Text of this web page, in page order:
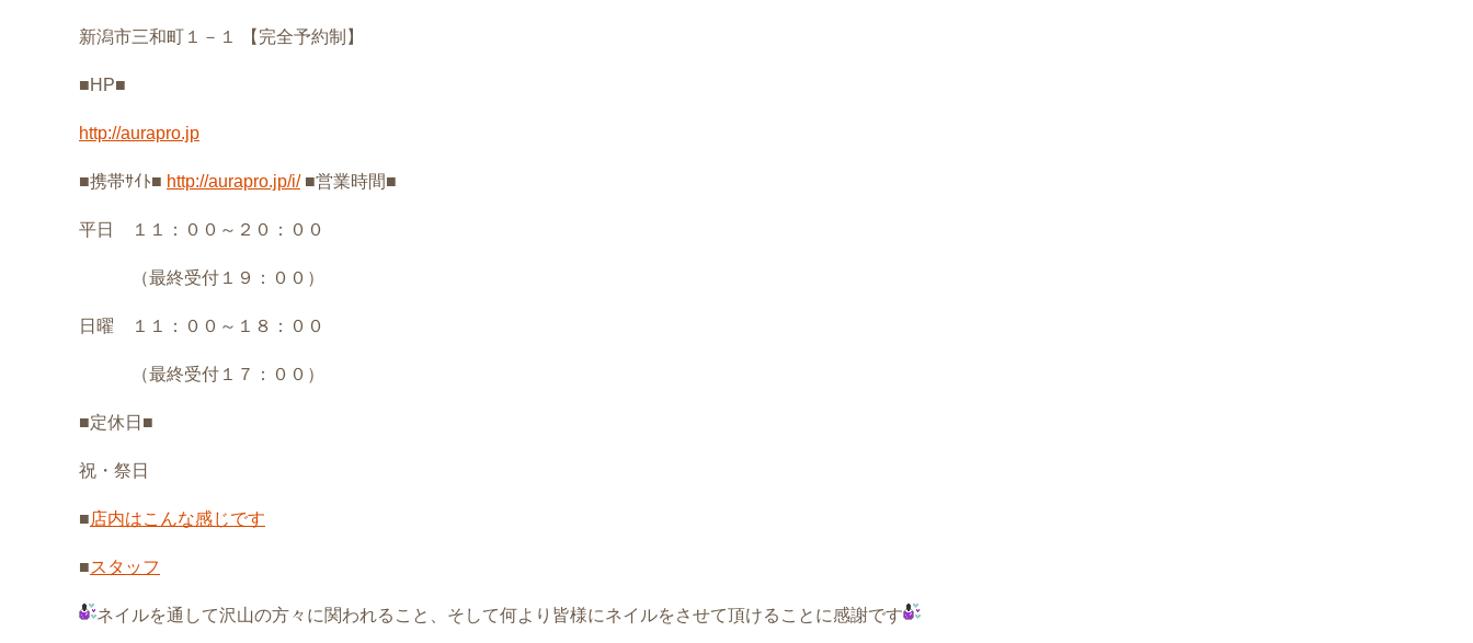
新潟市三和町１－１ 【完全予約制】
■HP■
http://aurapro.jp
■携帯ｻｲﾄ■ http://aurapro.jp/i/■営業時間■
平日 １１：００～２０：００
（最終受付１９：００）
日曜 １１：００～１８：００
（最終受付１７：００）
■定休日■
祝・祭日
■店内はこんな感じです
■スタッフ
ネイルを通して沢山の方々に関われること、そして何より皆様にネイルをさせて頂けることに感謝です